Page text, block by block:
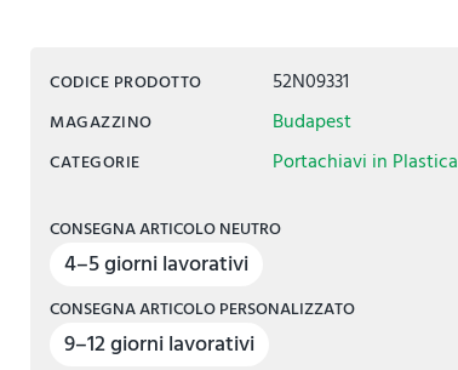
CODICE PRODOTTO 52N09331
MAGAZZINO Budapest
CATEGORIE Portachiavi in Plastica
CONSEGNA ARTICOLO NEUTRO
4–5 giorni lavorativi
CONSEGNA ARTICOLO PERSONALIZZATO
9–12 giorni lavorativi